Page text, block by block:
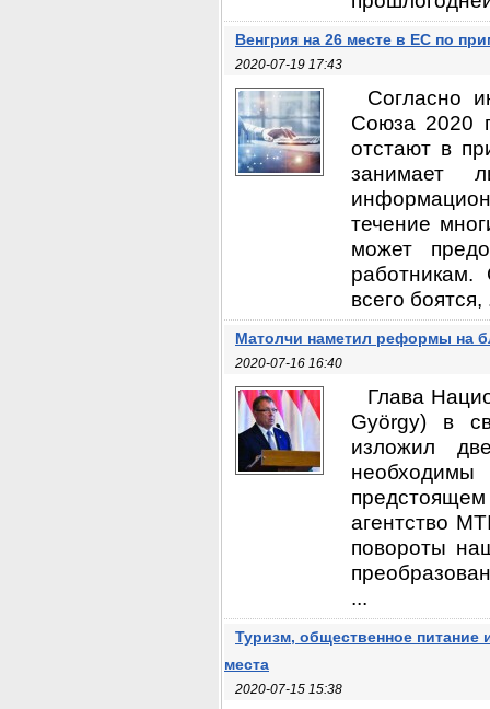
Венгрия на 26 месте в ЕС по
2020-07-19 17:43
Согласно
Союза 2020
отстают в
занимает
течение
может
работникам.
всего боятся,
Матолчи наметил реформы на
2020-07-16 16:40
Глава
György) в
изложил
агентство
повороты
...
Туризм, общественное питание
места
2020-07-15 15:38